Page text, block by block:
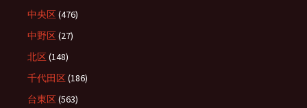
中央区(476)
中野区(27)
北区(148)
千代田区(186)
台東区(563)